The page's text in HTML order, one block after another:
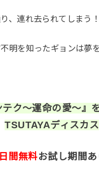
、連れ去られてしまう！
明を知ったギョンは夢
テク～運命の愛～』
TSUTAYAディスカス
間無料お試し期間あ